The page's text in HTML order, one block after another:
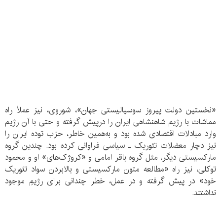
«نخستین دولت پیروز سوسیالیستی جهان»، شوروی، نیز عملاً راه
مماشات با رژیم شاهنشاهی ایران را درپیش گرفته و حتی با آن رژیم
وارد مبادلات اقتصادی شده بود و به‌همین خاطر، حزب توده ایران را
نیز دچار معضلات تئوریک ـ سیاسی فراوانی کرده بود. چندین گروه
مارکسیستی دیگر، مثل گروه باقر امامی و «کروژک‌های» او و محمود
توکلی، نیز راه «مطالعه متون مارکسیستی و بالابردن سواد تئوریک
خود» در پیش گرفته و در عمل، خطر چندانی برای رژیمِ موجود
نداشتند.